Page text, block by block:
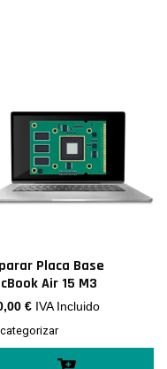
Placa Base
Air 15 M3
€ IVA Incluido